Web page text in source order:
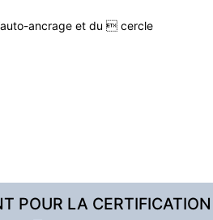
ancrage et du  cercle
POUR LA CERTIFICATION